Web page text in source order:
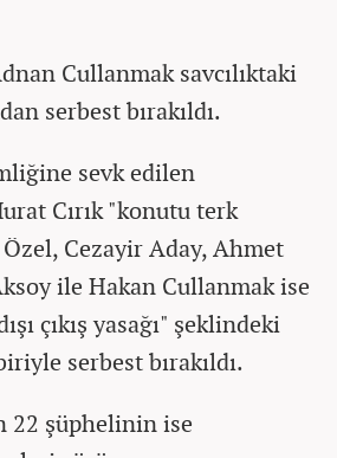
Cullanmak savcılıktaki
serbest bırakıldı.
sevk edilen
Cırık "konutu terk
Cezayir Aday, Ahmet
ile Hakan Cullanmak ise
çıkış yasağı" şeklindeki
serbest bırakıldı.
22 şüphelinin ise